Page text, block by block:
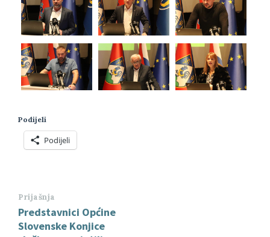
Podijeli
Podijeli
Prijašnja
Predstavnici Općine
Slovenske Konjice